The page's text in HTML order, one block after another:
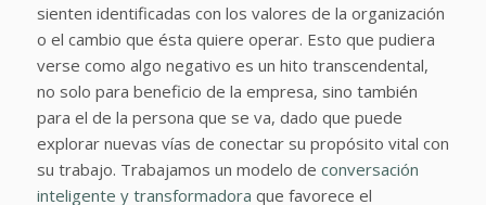
sienten identificadas con los valores de la organización
o el cambio que ésta quiere operar. Esto que pudiera
verse como algo negativo es un hito transcendental,
no solo para beneficio de la empresa, sino también
para el de la persona que se va, dado que puede
explorar nuevas vías de conectar su propósito vital con
su trabajo. Trabajamos un modelo de conversación
inteligente y transformadora que favorece el